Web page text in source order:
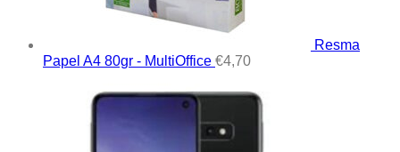
Resma
Papel A4 80gr - MultiOffice €4,70